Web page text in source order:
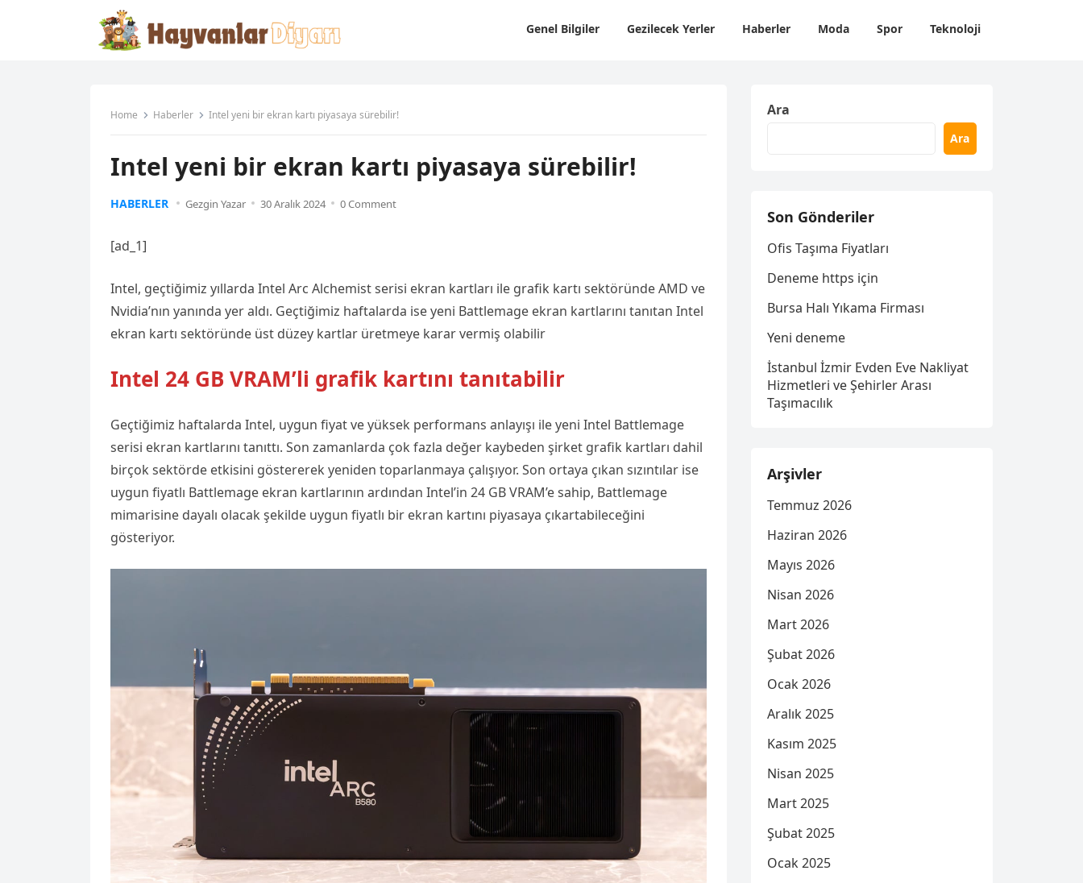
Genel Bilgiler Gezilecek Yerler Haberler Moda Spor Teknoloji
Home Haberler Intel yeni bir ekran kartı piyasaya sürebilir!
Intel yeni bir ekran kartı piyasaya sürebilir!
HABERLER Gezgin Yazar 30 Aralık 2024 0 Comment
[ad_1]
Intel, geçtiğimiz yıllarda Intel Arc Alchemist serisi ekran kartları ile grafik kartı sektöründe AMD ve
Nvidia’nın yanında yer aldı. Geçtiğimiz haftalarda ise yeni Battlemage ekran kartlarını tanıtan Intel
ekran kartı sektöründe üst düzey kartlar üretmeye karar vermiş olabilir
Intel 24 GB VRAM’li grafik kartını tanıtabilir
Geçtiğimiz haftalarda Intel, uygun fiyat ve yüksek performans anlayışı ile yeni Intel Battlemage
serisi ekran kartlarını tanıttı. Son zamanlarda çok fazla değer kaybeden şirket grafik kartları dahil
birçok sektörde etkisini göstererek yeniden toparlanmaya çalışıyor. Son ortaya çıkan sızıntılar ise
uygun fiyatlı Battlemage ekran kartlarının ardından Intel’in 24 GB VRAM’e sahip, Battlemage
mimarisine dayalı olacak şekilde uygun fiyatlı bir ekran kartını piyasaya çıkartabileceğini
gösteriyor.
Ara
Ara
Son Gönderiler
Ofis Taşıma Fiyatları
Deneme https için
Bursa Halı Yıkama Firması
Yeni deneme
İstanbul İzmir Evden Eve Nakliyat
Hizmetleri ve Şehirler Arası
Taşımacılık
Arşivler
Temmuz 2026
Haziran 2026
Mayıs 2026
Nisan 2026
Mart 2026
Şubat 2026
Ocak 2026
Aralık 2025
Kasım 2025
Nisan 2025
Mart 2025
Şubat 2025
Ocak 2025